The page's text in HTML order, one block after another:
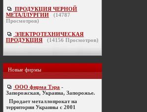
ПРОДУКЦИЯ ЧЕРНОЙ
МЕТАЛЛУРГИИ
(14787
Просмотров)
ЭЛЕКТРОТЕХНИЧЕСКАЯ
ПРОДУКЦИЯ
(14156 Просмотров)
Новые фирмы
ООО фирма Тэра -
Запорожская, Украина, Запорожье.
Продает металлопрокат на
территории Украины с 2001